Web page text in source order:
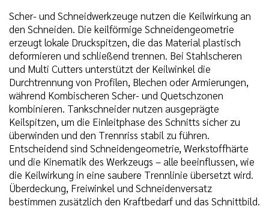
Scher- und Schneidwerkzeuge nutzen die Keilwirkung an
den Schneiden. Die keilförmige Schneidengeometrie
erzeugt lokale Druckspitzen, die das Material plastisch
deformieren und schließend trennen. Bei Stahlscheren
und Multi Cutters unterstützt der Keilwinkel die
Durchtrennung von Profilen, Blechen oder Armierungen,
während Kombischeren Scher- und Quetschzonen
kombinieren. Tankschneider nutzen ausgeprägte
Keilspitzen, um die Einleitphase des Schnitts sicher zu
überwinden und den Trennriss stabil zu führen.
Entscheidend sind Schneidengeometrie, Werkstoffhärte
und die Kinematik des Werkzeugs – alle beeinflussen, wie
die Keilwirkung in eine saubere Trennlinie übersetzt wird.
Überdeckung, Freiwinkel und Schneidenversatz
bestimmen zusätzlich den Kraftbedarf und das Schnittbild.